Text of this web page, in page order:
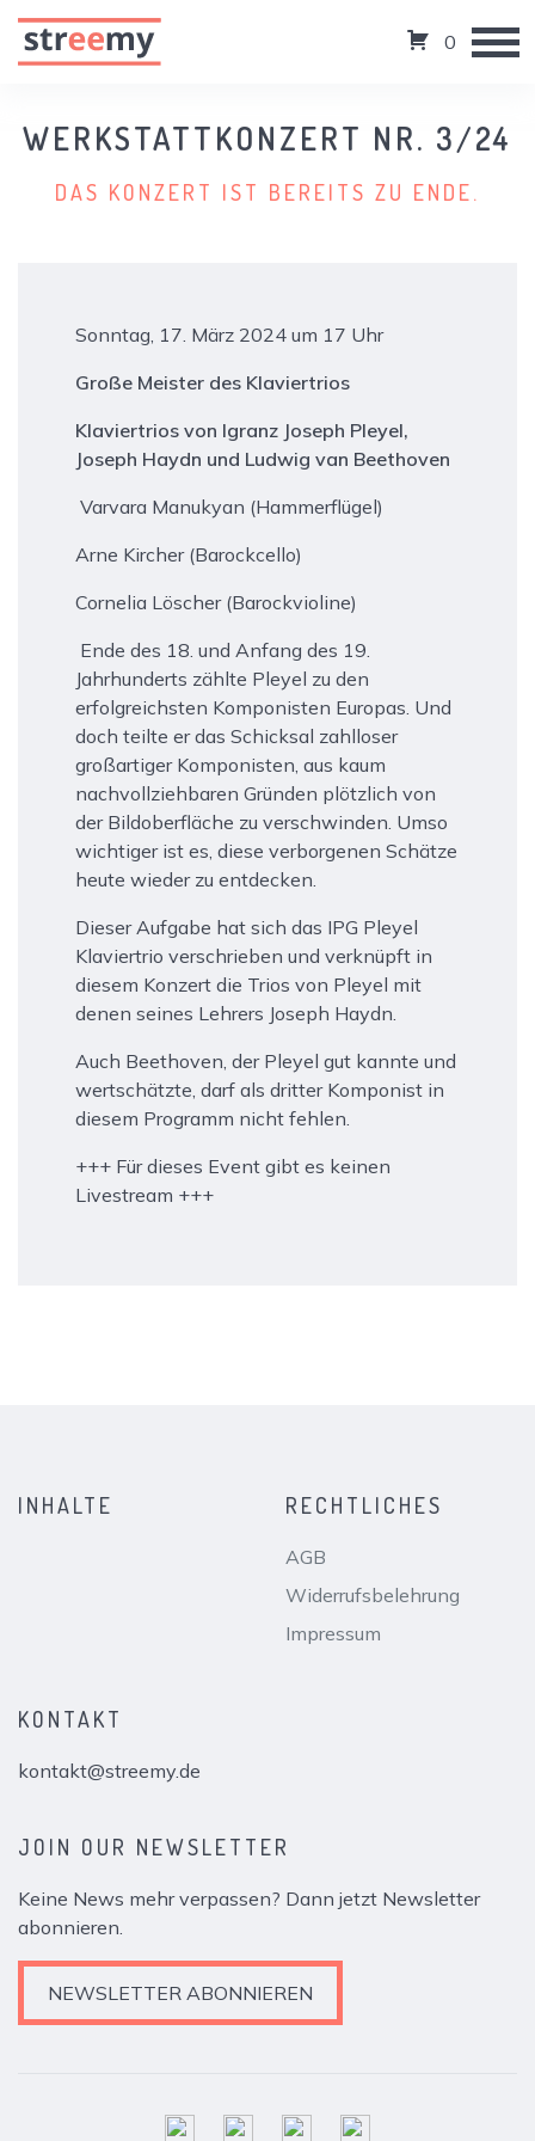
0
WERKSTATTKONZERT NR. 3/24
DAS KONZERT IST BEREITS ZU ENDE.
Sonntag, 17. März 2024 um 17 Uhr
Große Meister des Klaviertrios
Klaviertrios von Igranz Joseph Pleyel,
Joseph Haydn und Ludwig van Beethoven
Varvara Manukyan (Hammerflügel)
Arne Kircher (Barockcello)
Cornelia Löscher (Barockvioline)
Ende des 18. und Anfang des 19.
Jahrhunderts zählte Pleyel zu den
erfolgreichsten Komponisten Europas. Und
doch teilte er das Schicksal zahlloser
großartiger Komponisten, aus kaum
nachvollziehbaren Gründen plötzlich von
der Bildoberfläche zu verschwinden. Umso
wichtiger ist es, diese verborgenen Schätze
heute wieder zu entdecken.
Dieser Aufgabe hat sich das IPG Pleyel
Klaviertrio verschrieben und verknüpft in
diesem Konzert die Trios von Pleyel mit
denen seines Lehrers Joseph Haydn.
Auch Beethoven, der Pleyel gut kannte und
wertschätzte, darf als dritter Komponist in
diesem Programm nicht fehlen.
+++ Für dieses Event gibt es keinen
Livestream +++
INHALTE RECHTLICHES
AGB
Widerrufsbelehrung
Impressum
KONTAKT
kontakt@streemy.de
JOIN OUR NEWSLETTER
Keine News mehr verpassen? Dann jetzt Newsletter
abonnieren.
NEWSLETTER ABONNIEREN